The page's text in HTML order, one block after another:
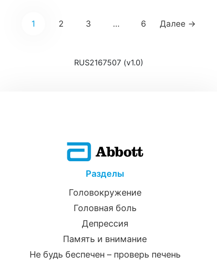
включает спектр заболеваний с разной
клинической картиной, патофизиологией,
1 2 3 … 6 Далее →
RUS2167507 (v1.0)
Разделы
Головокружение
Головная боль
Депрессия
Память и внимание
Не будь беспечен – проверь печень